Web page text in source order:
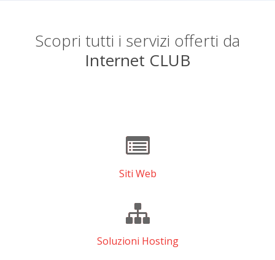
Scopri tutti i servizi offerti da
Internet CLUB
Siti Web
Soluzioni Hosting